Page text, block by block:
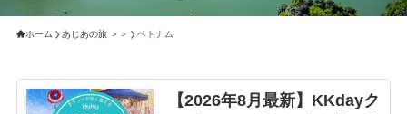
ホーム あじあの旅 ＞＞ ベトナム
【2026年8月最新】KKdayク